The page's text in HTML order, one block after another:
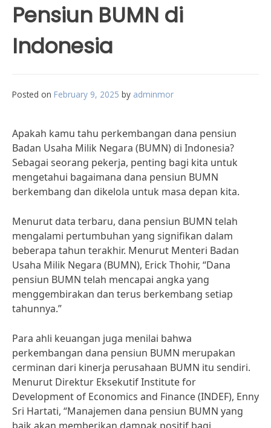
Pensiun BUMN di
Indonesia
Posted on February 9, 2025 by adminmor
Apakah kamu tahu perkembangan dana pensiun
Badan Usaha Milik Negara (BUMN) di Indonesia?
Sebagai seorang pekerja, penting bagi kita untuk
mengetahui bagaimana dana pensiun BUMN
berkembang dan dikelola untuk masa depan kita.
Menurut data terbaru, dana pensiun BUMN telah
mengalami pertumbuhan yang signifikan dalam
beberapa tahun terakhir. Menurut Menteri Badan
Usaha Milik Negara (BUMN), Erick Thohir, “Dana
pensiun BUMN telah mencapai angka yang
menggembirakan dan terus berkembang setiap
tahunnya.”
Para ahli keuangan juga menilai bahwa
perkembangan dana pensiun BUMN merupakan
cerminan dari kinerja perusahaan BUMN itu sendiri.
Menurut Direktur Eksekutif Institute for
Development of Economics and Finance (INDEF), Enny
Sri Hartati, “Manajemen dana pensiun BUMN yang